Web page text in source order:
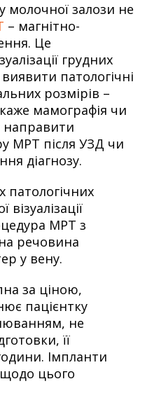
молочної залози не
– магнітно-
Це
грудних
патологічні
розмірів –
мамографія чи
направити
МРТ після УЗД чи
діагнозу.
патологічних
МРТ з
речовина
у вену.
за ціною,
пацієнтку
не
її
Імпланти
цього